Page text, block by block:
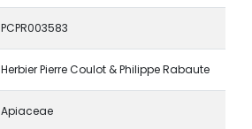
PCPR003583
Herbier Pierre Coulot & Philippe Rabaute
Apiaceae